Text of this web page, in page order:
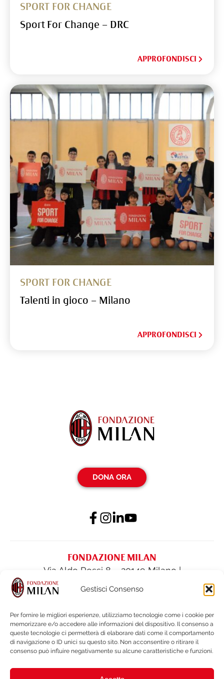
Gestisci Consenso
Per fornire le migliori esperienze, utilizziamo tecnologie come i cookie per
memorizzare e/o accedere alle informazioni del dispositivo. Il consenso a
queste tecnologie ci permetterà di elaborare dati come il comportamento
di navigazione o ID unici su questo sito. Non acconsentire o ritirare il
consenso può influire negativamente su alcune caratteristiche e funzioni.
SPORT FOR CHANGE
Sport For Change – DRC
APPROFONDISCI
SPORT FOR CHANGE
Talenti in gioco – Milano
APPROFONDISCI
DONA ORA
FONDAZIONE MILAN
Via Aldo Rossi 8 – 20149 Milano |
fondazione@acmilan.com
62284522
PRIVACY POLICY
COOKIE POLICY
BILANCI E DOCUMENTI
NOTE LEGALI e WHISTLEBLOWING